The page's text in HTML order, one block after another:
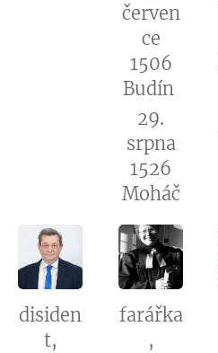
červen
ce
1506
Budín
29.
srpna
1526
Moháč
disiden
t,
farářka
,